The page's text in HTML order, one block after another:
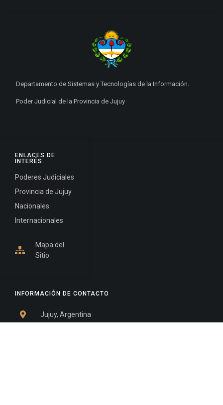
INFORMACIÓN DE CONTACTO
Jujuy, Argentina
ENLACES DE
INTERÉS
Poderes Judiciales
Provincia de Jujuy
Nacionales
Internacionales
Mapa del
Sitio
Departamento de Sistemas y Tecnologías de la Información.
Poder Judicial de la Provincia de Jujuy